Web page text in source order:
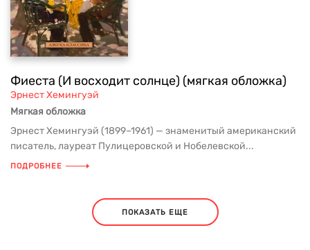
Фиеста (И восходит солнце) (мягкая обложка)
Эрнест Хемингуэй
Мягкая обложка
Эрнест Хемингуэй (1899–1961) — знаменитый американский
писатель, лауреат Пулицеровской и Нобелевской...
ПОДРОБНЕЕ
ПОКАЗАТЬ ЕЩЕ